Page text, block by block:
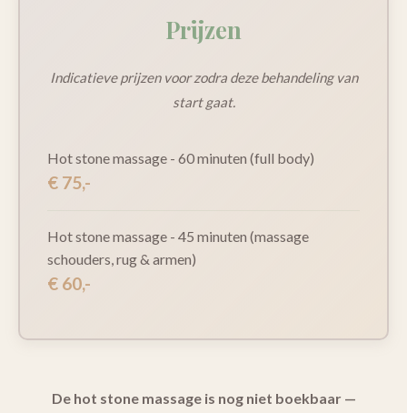
Prijzen
Indicatieve prijzen voor zodra deze behandeling van
start gaat.
Hot stone massage - 60 minuten (full body)
€ 75,-
Hot stone massage - 45 minuten (massage
schouders, rug & armen)
€ 60,-
De hot stone massage is nog niet boekbaar —